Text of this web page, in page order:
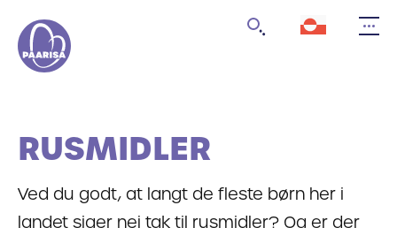
forsiden
RUSMIDLER
Ved du godt, at langt de fleste børn her i
landet siger nej tak til rusmidler? Og er der